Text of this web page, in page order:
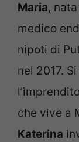
Maria,
medico
nipoti di
nel 2017.
che vive a
Katerina